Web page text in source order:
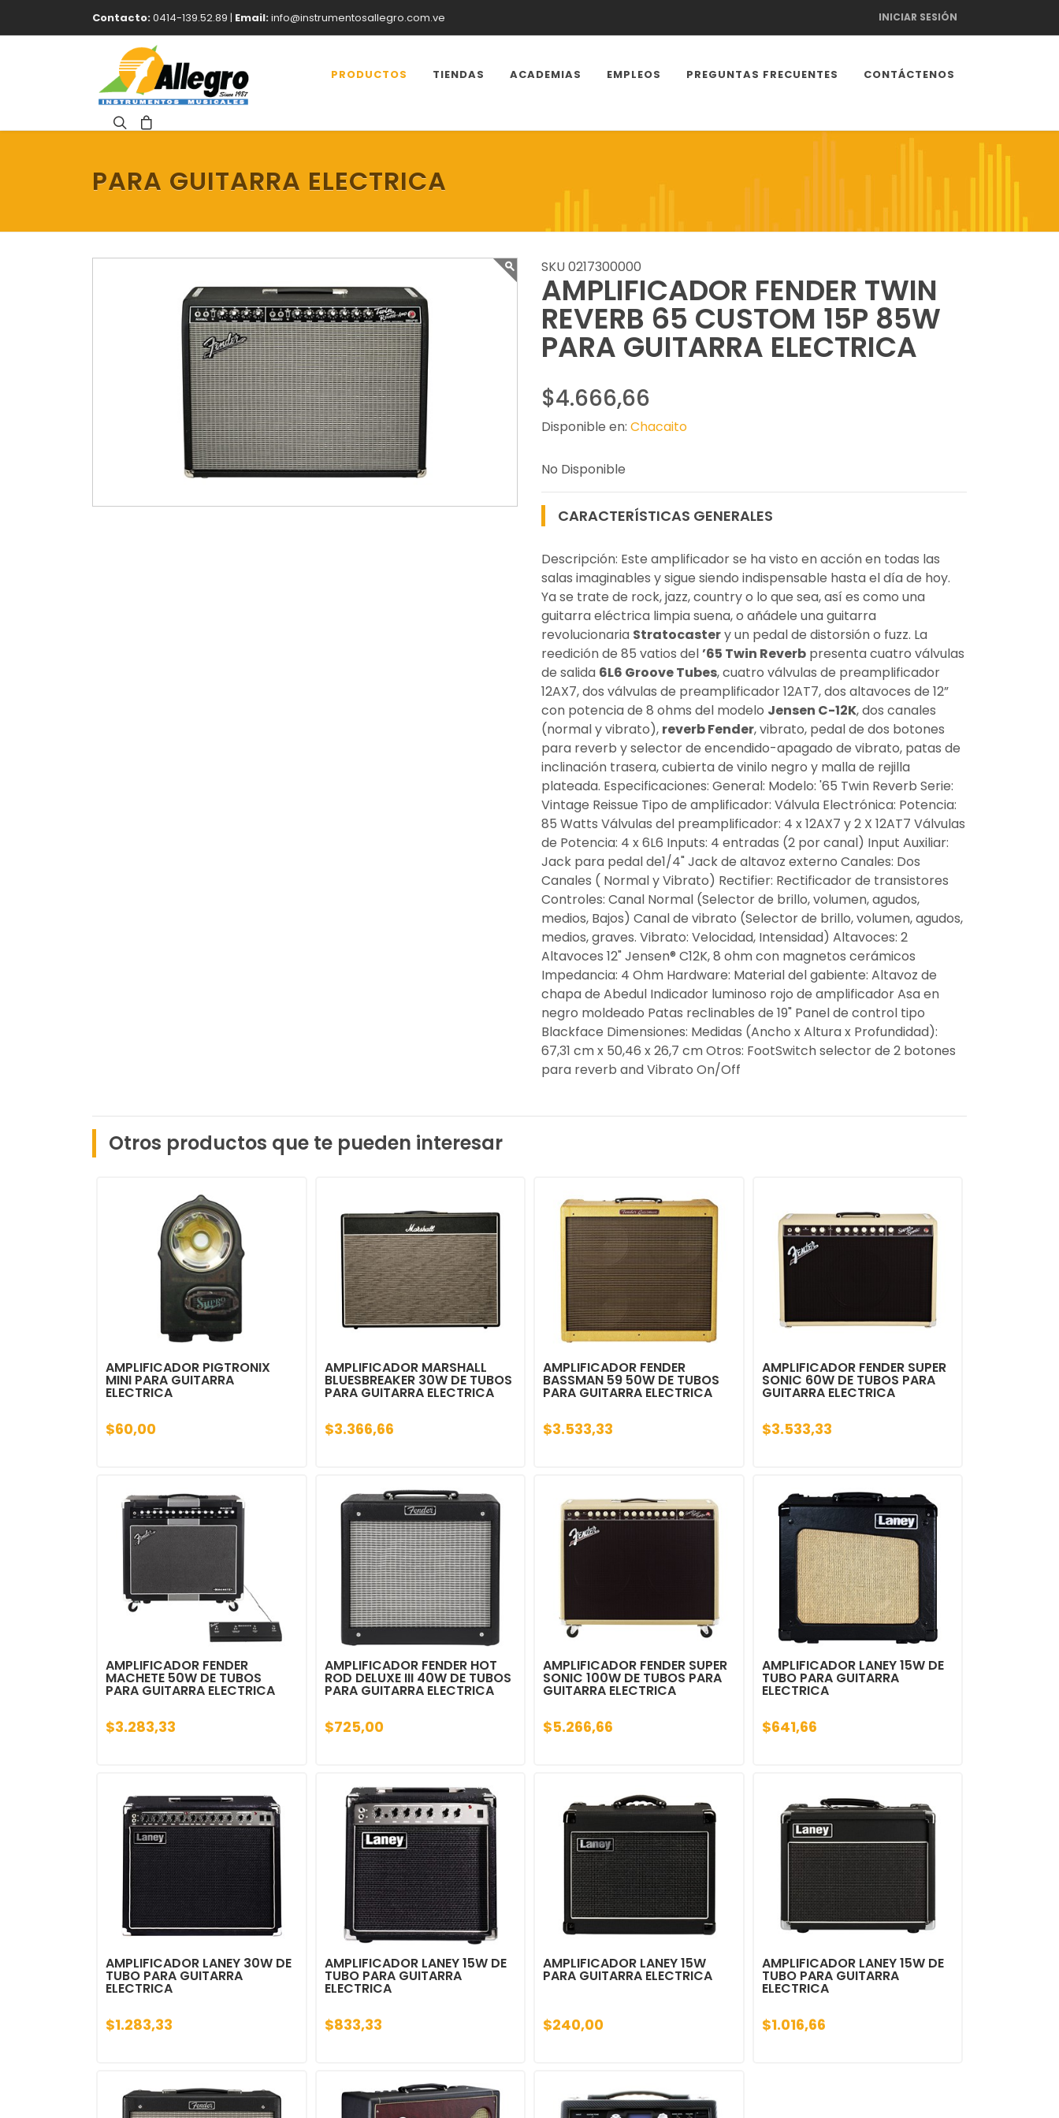
Contacto:0414-139.52.89 | Email:info@instrumentosallegro.com.ve INICIAR SESIÓN
PRODUCTOS TIENDAS ACADEMIAS EMPLEOS PREGUNTAS FRECUENTES CONTÁCTENOS
PARA GUITARRA ELECTRICA
SKU 0217300000
AMPLIFICADOR FENDER TWIN
REVERB 65 CUSTOM 15P 85W
PARA GUITARRA ELECTRICA
$4.666,66
Disponible en: Chacaito
No Disponible
CARACTERÍSTICAS GENERALES
Descripción: Este amplificador se ha visto en acción en todas las
salas imaginables y sigue siendo indispensable hasta el día de hoy.
Ya se trate de rock, jazz, country o lo que sea, así es como una
guitarra eléctrica limpia suena, o añádele una guitarra
revolucionaria Stratocastery un pedal de distorsión o fuzz. La
reedición de 85 vatios del ’65 Twin Reverb presenta cuatro válvulas
de salida 6L6 Groove Tubes, cuatro válvulas de preamplificador
12AX7, dos válvulas de preamplificador 12AT7, dos altavoces de 12”
con potencia de 8 ohms del modelo Jensen C-12K, dos canales
(normal y vibrato), reverb Fender, vibrato, pedal de dos botones
para reverb y selector de encendido-apagado de vibrato, patas de
inclinación trasera, cubierta de vinilo negro y malla de rejilla
plateada. Especificaciones: General: Modelo: '65 Twin Reverb Serie:
Vintage Reissue Tipo de amplificador: Válvula Electrónica: Potencia:
85 Watts Válvulas del preamplificador: 4 x 12AX7 y 2 X 12AT7 Válvulas
de Potencia: 4 x 6L6 Inputs: 4 entradas (2 por canal) Input Auxiliar:
Jack para pedal de1/4" Jack de altavoz externo Canales: Dos
Canales ( Normal y Vibrato) Rectifier: Rectificador de transistores
Controles: Canal Normal (Selector de brillo, volumen, agudos,
medios, Bajos) Canal de vibrato (Selector de brillo, volumen, agudos,
medios, graves. Vibrato: Velocidad, Intensidad) Altavoces: 2
Altavoces 12" Jensen® C12K, 8 ohm con magnetos cerámicos
Impedancia: 4 Ohm Hardware: Material del gabiente: Altavoz de
chapa de Abedul Indicador luminoso rojo de amplificador Asa en
negro moldeado Patas reclinables de 19" Panel de control tipo
Blackface Dimensiones: Medidas (Ancho x Altura x Profundidad):
67,31 cm x 50,46 x 26,7 cm Otros: FootSwitch selector de 2 botones
para reverb and Vibrato On/Off
Otros productos que te pueden interesar
AMPLIFICADOR PIGTRONIX
MINI PARA GUITARRA
ELECTRICA
$60,00
AMPLIFICADOR MARSHALL
BLUESBREAKER 30W DE TUBOS
PARA GUITARRA ELECTRICA
$3.366,66
AMPLIFICADOR FENDER
BASSMAN 59 50W DE TUBOS
PARA GUITARRA ELECTRICA
$3.533,33
AMPLIFICADOR FENDER SUPER
SONIC 60W DE TUBOS PARA
GUITARRA ELECTRICA
$3.533,33
AMPLIFICADOR FENDER
MACHETE 50W DE TUBOS
PARA GUITARRA ELECTRICA
$3.283,33
AMPLIFICADOR FENDER HOT
ROD DELUXE III 40W DE TUBOS
PARA GUITARRA ELECTRICA
$725,00
AMPLIFICADOR FENDER SUPER
SONIC 100W DE TUBOS PARA
GUITARRA ELECTRICA
$5.266,66
AMPLIFICADOR LANEY 15W DE
TUBO PARA GUITARRA
ELECTRICA
$641,66
AMPLIFICADOR LANEY 30W DE
TUBO PARA GUITARRA
ELECTRICA
$1.283,33
AMPLIFICADOR LANEY 15W DE
TUBO PARA GUITARRA
ELECTRICA
$833,33
AMPLIFICADOR LANEY 15W
PARA GUITARRA ELECTRICA
$240,00
AMPLIFICADOR LANEY 15W DE
TUBO PARA GUITARRA
ELECTRICA
$1.016,66